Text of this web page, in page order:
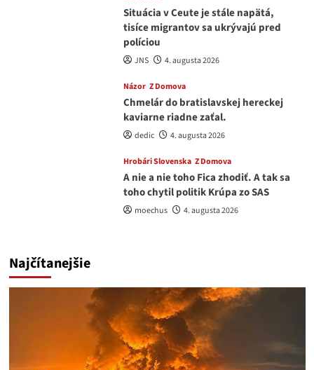
Situácia v Ceute je stále napätá,
tisíce migrantov sa ukrývajú pred
políciou
JNS 4. augusta 2026
Názor Z Domova
Chmelár do bratislavskej hereckej
kaviarne riadne zaťal.
dedic 4. augusta 2026
Hrobári Slovenska Z Domova
A nie a nie toho Fica zhodiť. A tak sa
toho chytil politik Krúpa zo SAS
moechus 4. augusta 2026
Najčítanejšie